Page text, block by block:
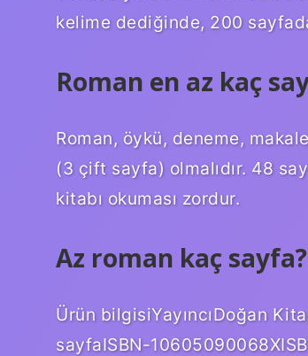
kelime dediğinde, 200
Roman en az kaç
Roman, öykü, deneme,
(3 çift sayfa) olmalıdır. 48
kitabı okuması zordur.
Az roman kaç sayfa?
Ürün bilgisiYayıncıDoğan
sayfaISBN-